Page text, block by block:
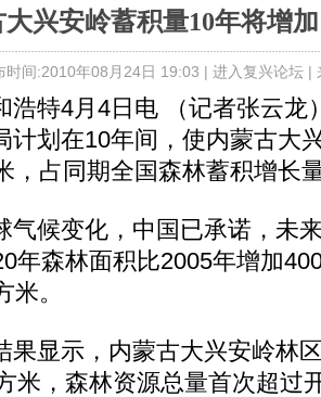
大兴安岭蓄积量10年将增
时间:2010年08月24日 19:03 | 进入复兴论坛|
特4月4日电 （记者张云龙
计划在10年间，使内蒙古大
，占同期全国森林蓄积增长
候变化，中国已承诺，未
年森林面积比2005年增加
。
显示，内蒙古大兴安岭林
米，森林资源总量首次超过